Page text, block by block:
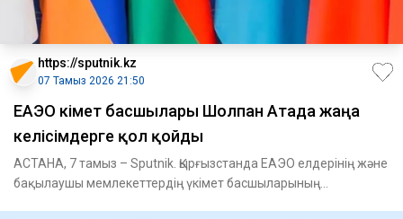
https://sputnik.kz
07 Тамыз 2026 21:50
ЕАЭО үкімет басшылары Шолпан Атада жаңа
келісімдерге қол қойды
АСТАНА, 7 тамыз – Sputnik. Қырғызстанда ЕАЭО елдерінің және
бақылаушы мемлекеттердің үкімет басшыларының